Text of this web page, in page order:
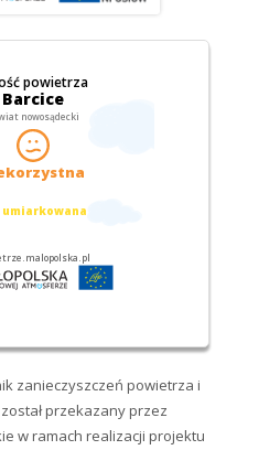
zanieczyszczeń powietrza i
przekazany przez
w ramach realizacji projektu